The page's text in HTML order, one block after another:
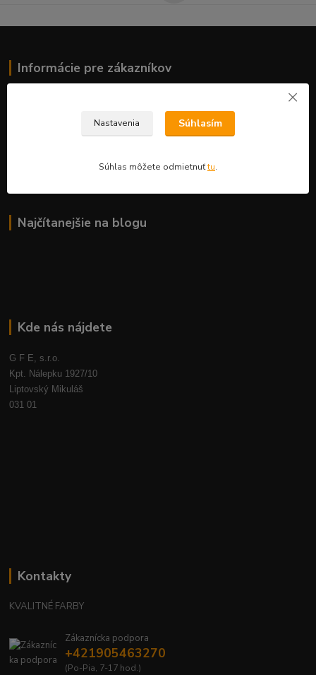
Informácie pre zákazníkov
Obchodné podmienky
Najčítanejšie na blogu
Kde nás nájdete
G F E, s.r.o.
Kpt. Nálepku 1927/10
Liptovský Mikuláš
031 01
Kontakty
KVALITNÉ FARBY
Zákaznícka podpora
+421905463270
(Po-Pia, 7-17 hod.)
Nastavenia Súhlasím
Súhlas môžete odmietnuťtu.